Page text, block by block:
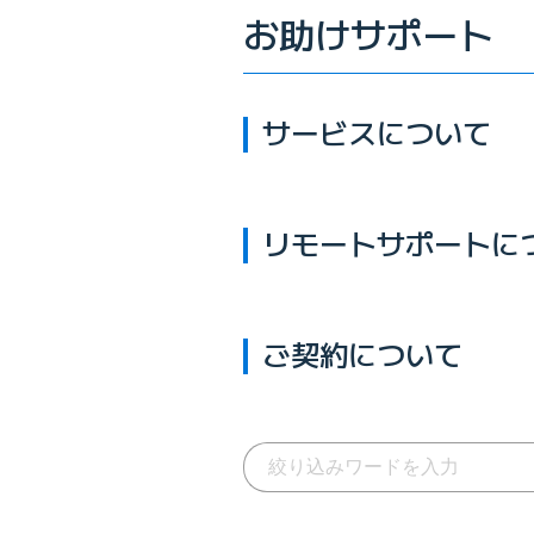
お助けサポート
サービスについて
リモートサポートに
ご契約について